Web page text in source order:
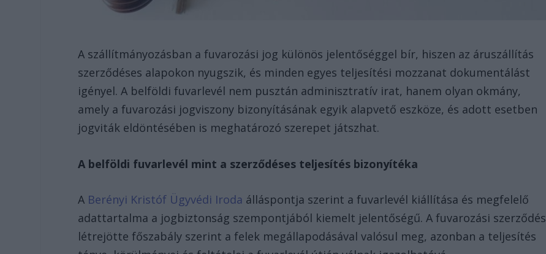
A szállítmányozásban a fuvarozási jog különös jelentőséggel bír, hiszen az áruszállítás
szerződéses alapokon nyugszik, és minden egyes teljesítési mozzanat dokumentálást
igényel. A belföldi fuvarlevél nem pusztán adminisztratív irat, hanem olyan okmány,
amely a fuvarozási jogviszony bizonyításának egyik alapvető eszköze, és adott esetben
jogviták eldöntésében is meghatározó szerepet játszhat.
A belföldi fuvarlevél mint a szerződéses teljesítés bizonyítéka
A Berényi Kristóf Ügyvédi Iroda álláspontja szerint a fuvarlevél kiállítása és megfelelő
adattartalma a jogbiztonság szempontjából kiemelt jelentőségű. A fuvarozási szerződés
létrejötte főszabály szerint a felek megállapodásával valósul meg, azonban a teljesítés